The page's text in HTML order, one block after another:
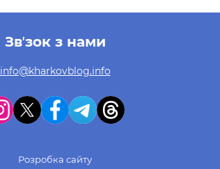
Звʼзок з нами
info@kharkovblog.info
Розробка сайту